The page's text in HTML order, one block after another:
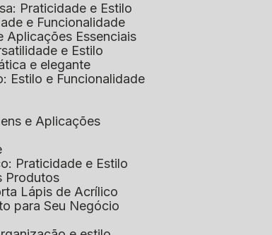
Praticidade e Estilo
e Funcionalidade
Aplicações Essenciais
e Estilo
e elegante
Estilo e Funcionalidade
e Aplicações
Praticidade e Estilo
Produtos
Lápis de Acrílico
para Seu Negócio